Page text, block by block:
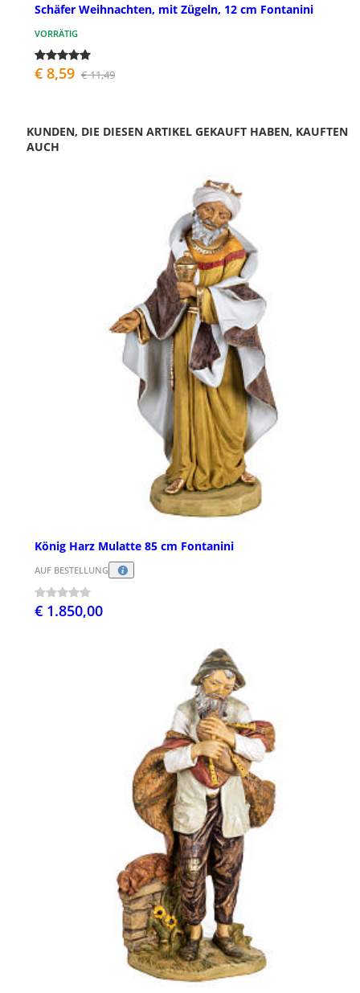
Schäfer Weihnachten, mit Zügeln, 12 cm Fontanini
VORRÄTIG
€ 8,59 € 11,49
KUNDEN, DIE DIESEN ARTIKEL GEKAUFT HABEN, KAUFTEN
AUCH
König Harz Mulatte 85 cm Fontanini
AUF BESTELLUNG
€ 1.850,00